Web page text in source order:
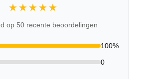
★★★★★
★★★★★
op 50 recente beoordelingen
100%
0